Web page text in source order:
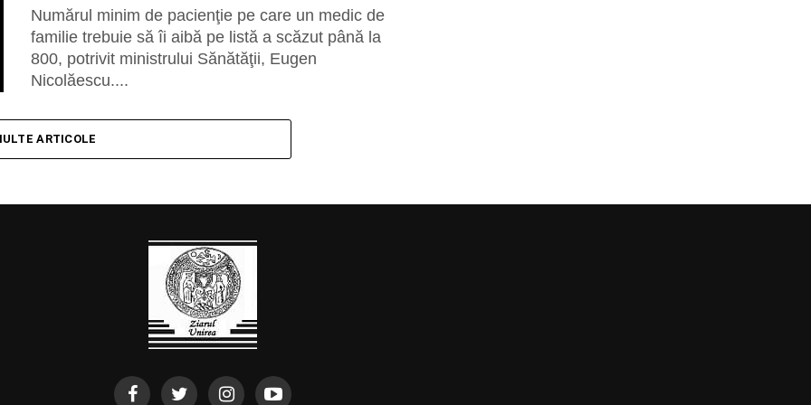
Numărul minim de pacienţie pe care un medic de
familie trebuie să îi aibă pe listă a scăzut până la
800, potrivit ministrului Sănătăţii, Eugen
Nicolăescu....
ARTICOLE